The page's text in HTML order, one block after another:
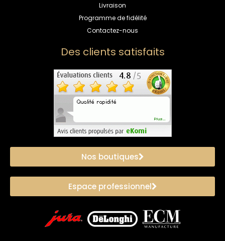
Livraison
Programme de fidélité
Contactez-nous
Des clients satisfaits
Nos boutiques
Espace professionnel